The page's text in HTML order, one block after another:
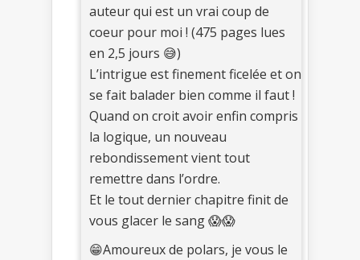
auteur qui est un vrai coup de
coeur pour moi ! (475 pages lues
en 2,5 jours 😅)
L’intrigue est finement ficelée et on
se fait balader bien comme il faut !
Quand on croit avoir enfin compris
la logique, un nouveau
rebondissement vient tout
remettre dans l’ordre.
Et le tout dernier chapitre finit de
vous glacer le sang 😱😱
😁Amoureux de polars, je vous le